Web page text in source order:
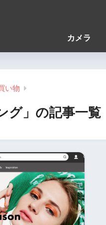
カメラ
い物
グ」の記事一覧